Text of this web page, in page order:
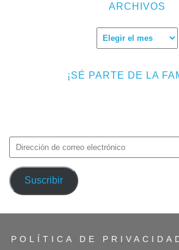
ARCHIVOS
Archivos
¡SÉ PARTE DE LA
Dirección
de
correo
electrónico
Suscribir
POLÍTICA DE